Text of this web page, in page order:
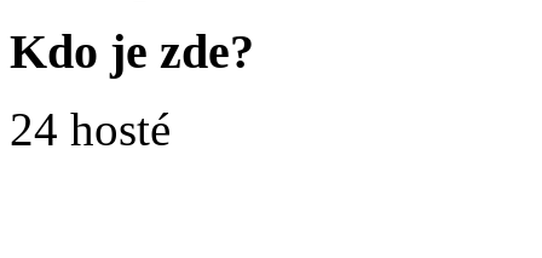
Kdo je zde?
24 hosté